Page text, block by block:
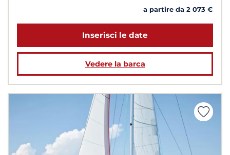
a partire da 2 073 €
Inserisci le date
Vedere la barca